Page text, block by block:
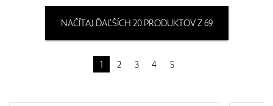
NAČÍTAJ ĎAĽŠÍCH 20 PRODUKTOV Z 69
1 2 3 4 5